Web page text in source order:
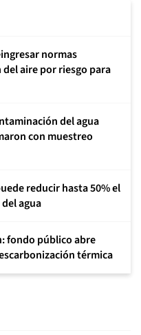
normas
aire por riesgo para
del agua
con muestreo
reducir hasta 50% el
agua
fondo público abre
térmica